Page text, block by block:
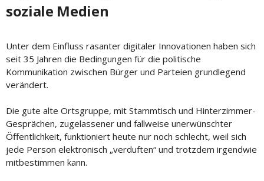
soziale Medien
Unter dem Einfluss rasanter digitaler Innovationen haben sich
seit 35 Jahren die Bedingungen für die politische
Kommunikation zwischen Bürger und Parteien grundlegend
verändert.
Die gute alte Ortsgruppe, mit Stammtisch und Hinterzimmer-
Gesprächen, zugelassener und fallweise unerwünschter
Öffentlichkeit, funktioniert heute nur noch schlecht, weil sich
jede Person elektronisch „verduften“ und trotzdem irgendwie
mitbestimmen kann.